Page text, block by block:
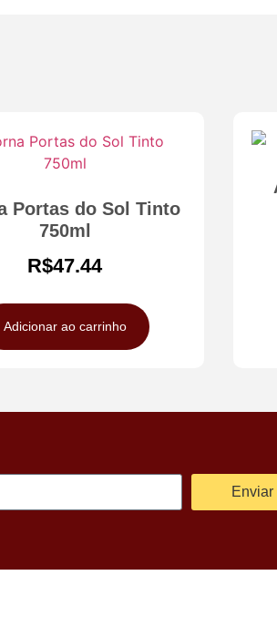
Portas do Sol Tinto
750ml
R$47.44
Adicionar ao carrinho
Enviar